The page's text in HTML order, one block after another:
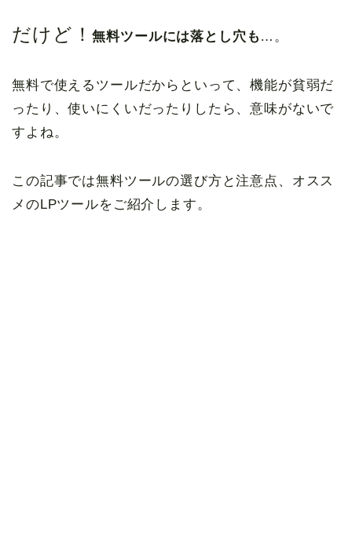
だけど！無料ツールには落とし穴も …。
無料で使えるツールだからといって、機能が貧弱だ
ったり、使いにくいだったりしたら、意味がないで
すよね。
この記事では無料ツールの選び方と注意点、オスス
メのLPツールをご紹介します。